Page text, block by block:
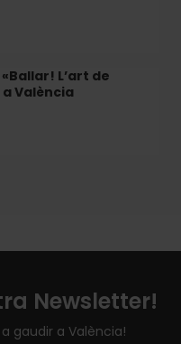
L’art de
a València
Newsletter!
gaudir a València!